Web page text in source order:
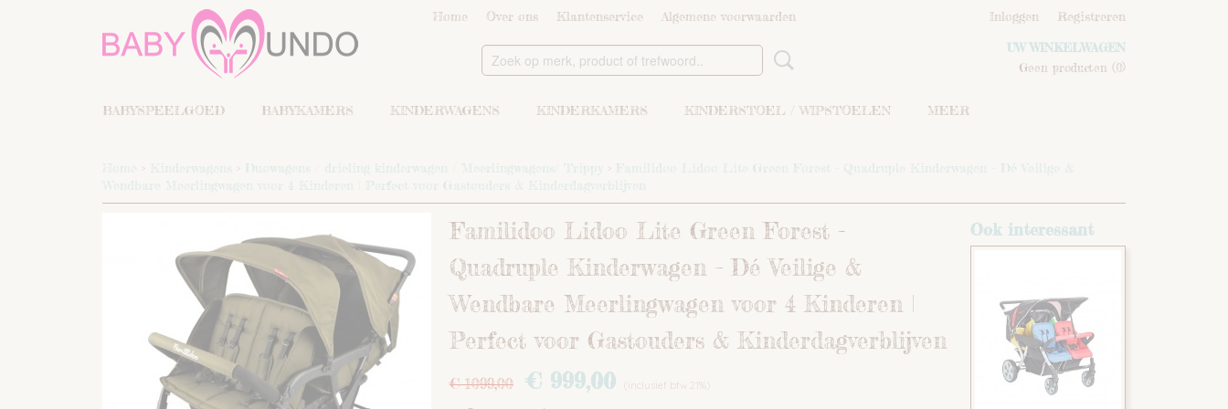
Home Over ons Klantenservice Algemene voorwaarden Inloggen Registreren
UW WINKELWAGEN
Geen producten (0)
BABYSPEELGOED BABYKAMERS KINDERWAGENS KINDERKAMERS KINDERSTOEL / WIPSTOELEN MEER
Home > Kinderwagens > Duowagens / drieling kinderwagen / Meerlingwagens/ Trippy > Familidoo Lidoo Lite Green Forest - Quadruple Kinderwagen – Dé Veilige &
Wendbare Meerlingwagen voor 4 Kinderen | Perfect voor Gastouders & Kinderdagverblijven
Familidoo Lidoo Lite Green Forest -
Quadruple Kinderwagen – Dé Veilige &
Wendbare Meerlingwagen voor 4 Kinderen |
Perfect voor Gastouders & Kinderdagverblijven
€ 1099,00 € 999,00 (inclusief btw 21%)
Ook interessant